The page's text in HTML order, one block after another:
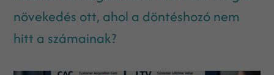
növekedés ott, ahol a döntéshozó nem
hitt a számainak?